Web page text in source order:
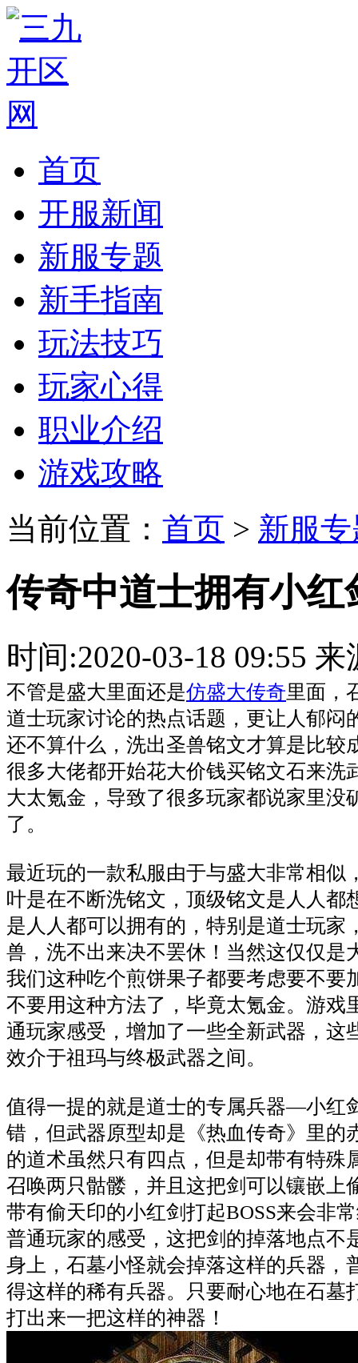
首页
开服新闻
新服专题
新手指南
玩法技巧
玩家心得
职业介绍
游戏攻略
当前位置： 首页 > 新服
传奇中道士拥有小
时间:2020-03-18 09:55
不管是盛大里面还是仿盛大传奇里面，
道士玩家讨论的热点话题，更让人郁闷
还不算什么，洗出圣兽铭文才算是比较
很多大佬都开始花大价钱买铭文石来洗
大太氪金，导致了很多玩家都说家里没
了。
最近玩的一款私服由于与盛大非常相似
叶是在不断洗铭文，顶级铭文是人人都
是人人都可以拥有的，特别是道士玩家
兽，洗不出来决不罢休！当然这仅仅是
我们这种吃个煎饼果子都要考虑要不要
不要用这种方法了，毕竟太氪金。游戏
通玩家感受，增加了一些全新武器，这
效介于祖玛与终极武器之间。
值得一提的就是道士的专属兵器—小红
错，但武器原型却是《热血传奇》里的
的道术虽然只有四点，但是却带有特殊
召唤两只骷髅，并且这把剑可以镶嵌上
带有偷天印的小红剑打起BOSS来会非
普通玩家的感受，这把剑的掉落地点不
身上，石墓小怪就会掉落这样的兵器，
得这样的稀有兵器。只要耐心地在石墓
打出来一把这样的神器！